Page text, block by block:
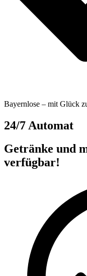
Bayernlose – mit Glück
24/7 Automat
Getränke und
verfügbar!